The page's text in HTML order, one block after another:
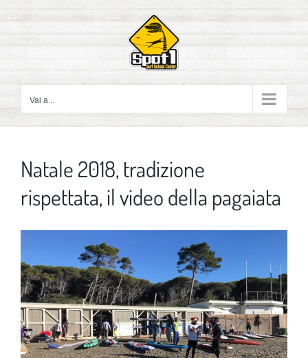
contenuto
Vai a...
Natale 2018, tradizione
rispettata, il video della pagaiata
immagine